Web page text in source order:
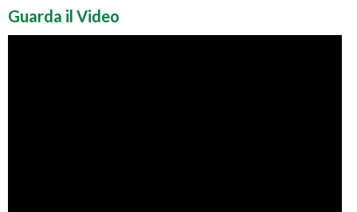
Guarda il Video